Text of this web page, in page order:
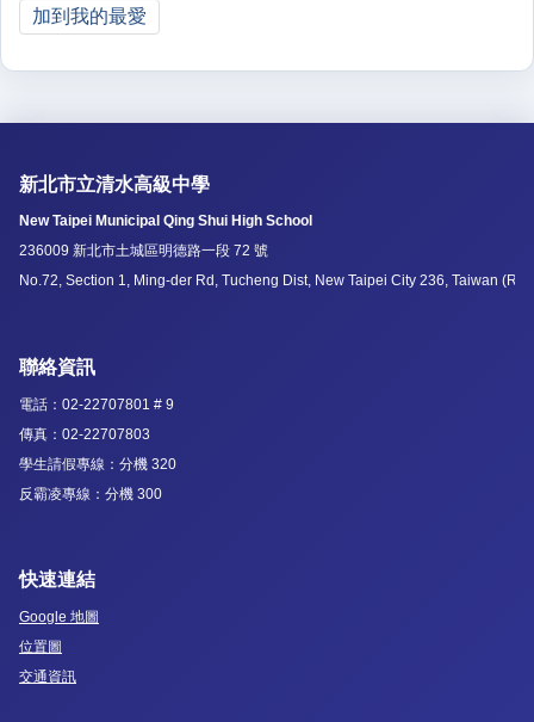
加到我的最愛
新北市立清水高級中學
New Taipei Municipal Qing Shui High School
236009 新北市土城區明德路一段 72 號
No.72, Section 1, Ming-der Rd, Tucheng Dist, New Taipei City 236, Taiwan
聯絡資訊
電話：02-22707801 # 9
傳真：02-22707803
學生請假專線：分機 320
反霸凌專線：分機 300
快速連結
Google 地圖
位置圖
交通資訊